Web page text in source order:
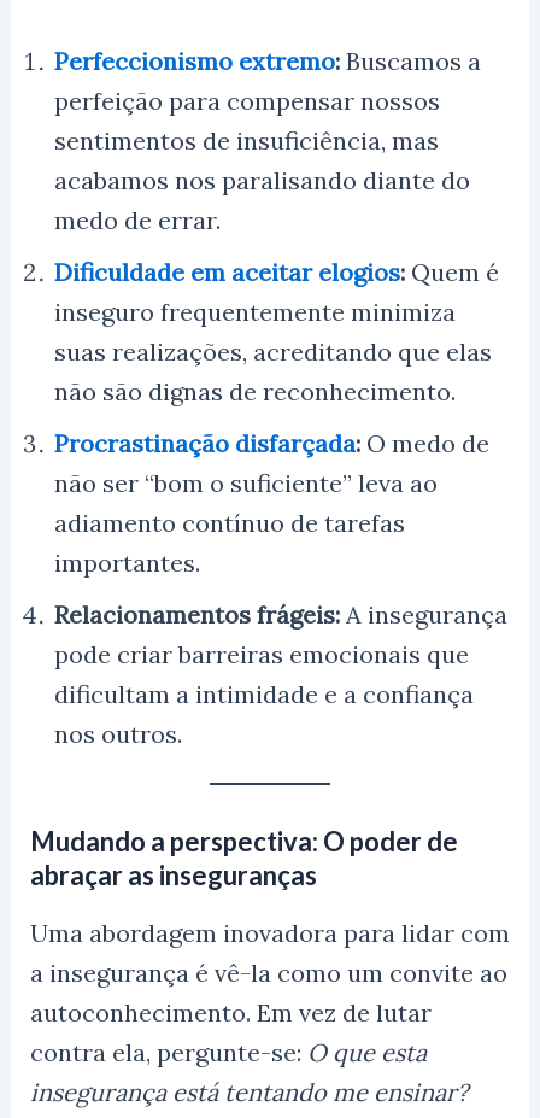
Perfeccionismo extremo:Buscamos a
perfeição para compensar nossos
sentimentos de insuficiência, mas
acabamos nos paralisando diante do
medo de errar.
Dificuldade em aceitar elogios:Quem é
inseguro frequentemente minimiza
suas realizações, acreditando que elas
não são dignas de reconhecimento.
Procrastinação disfarçada:O medo de
não ser “bom o suficiente” leva ao
adiamento contínuo de tarefas
importantes.
Relacionamentos frágeis:A insegurança
pode criar barreiras emocionais que
dificultam a intimidade e a confiança
nos outros.
Mudando a perspectiva: O poder de
abraçar as inseguranças
Uma abordagem inovadora para lidar com
a insegurança é vê-la como um convite ao
autoconhecimento. Em vez de lutar
contra ela, pergunte-se: O que esta
insegurança está tentando me ensinar?